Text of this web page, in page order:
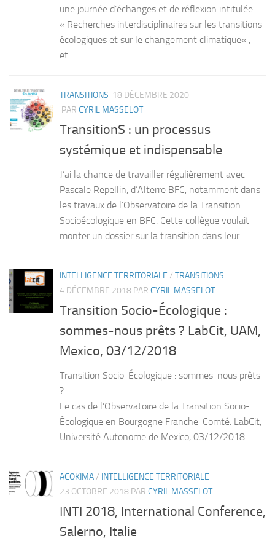
une journée d’échanges et de réflexion intitulée
« Recherches interdisciplinaires sur les transitions
écologiques et sur le changement climatique« ,
et...
TRANSITIONS 18 DÉCEMBRE 2020
PAR CYRIL MASSELOT
TransitionS : un processus
systémique et indispensable
J’ai la chance de travailler régulièrement avec
Pascale Repellin, d’Alterre BFC, notamment dans
les travaux de l’Observatoire de la Transition
Socioécologique en BFC. Cette collègue voulait
monter un dossier sur la transition dans leur...
INTELLIGENCE TERRITORIALE / TRANSITIONS
4 DÉCEMBRE 2018 PAR CYRIL MASSELOT
Transition Socio-Écologique :
sommes-nous prêts ? LabCit, UAM,
Mexico, 03/12/2018
Transition Socio-Écologique : sommes-nous prêts
?
Le cas de l’Observatoire de la Transition Socio-
Écologique en Bourgogne Franche-Comté. LabCit,
Université Autonome de Mexico, 03/12/2018
ACOKIMA/ INTELLIGENCE TERRITORIALE
23 OCTOBRE 2018 PAR CYRIL MASSELOT
INTI 2018, International Conference,
Salerno, Italie